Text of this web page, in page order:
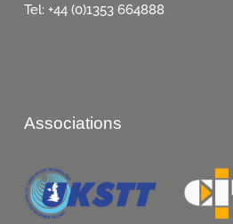
Tel: +44 (0)1353 664888
Associations